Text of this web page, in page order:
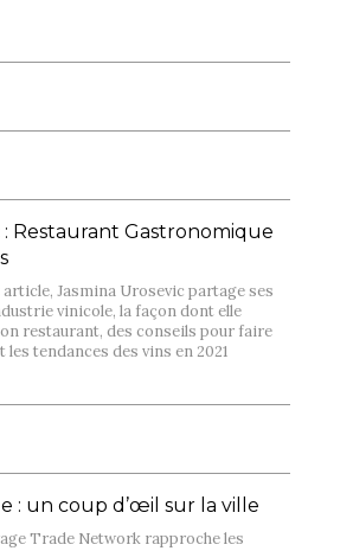
: Restaurant Gastronomique
article, Jasmina Urosevic partage ses
vinicole, la façon dont elle
restaurant, des conseils pour faire
les tendances des vins en 2021
: un coup d’œil sur la ville
Trade Network rapproche les